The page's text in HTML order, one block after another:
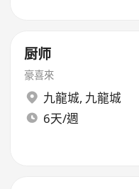
厨师
豪喜來
九龍城, 九龍城
6天/週